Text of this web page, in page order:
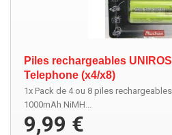
Piles rechargeables
Telephone (x4/x8)
1x Pack de 4 ou 8 piles
1000mAh NiMH...
9,99 €